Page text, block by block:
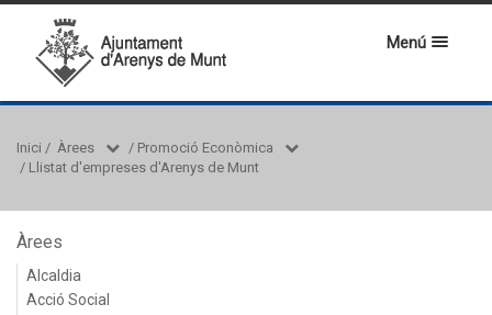
Menú
Inici / Àrees / Promoció Econòmica
/ Llistat d'empreses d'Arenys de Munt
Àrees
Alcaldia
Acció Social